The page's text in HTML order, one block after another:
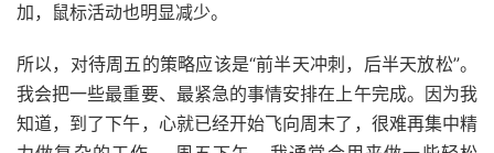
加，鼠标活动也明显减少。
所以，对待周五的策略应该是“前半天冲刺，后半天放松”。
我会把一些最重要、最紧急的事情安排在上午完成。因为我
知道，到了下午，心就已经开始飞向周末了，很难再集中精